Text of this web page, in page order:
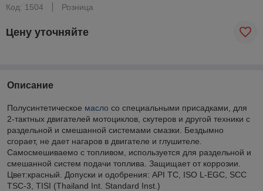
Код: 1504
Розница
Цену уточняйте
Описание
Полусинтетическое масло со специальными присадками, для
2-тактных двигателей мотоциклов, скутеров и другой техники с
раздельной и смешанной системами смазки. Бездымно
сгорает, не дает нагаров в двигателе и глушителе.
Самосмешиваемо с топливом, используется для раздельной и
смешанной систем подачи топлива. Защищает от коррозии.
Цвет:красный. Допуски и одобрения: API TC, ISO L-EGC, SCC
TSC-3, TISI (Thailand Int. Standard Inst.)